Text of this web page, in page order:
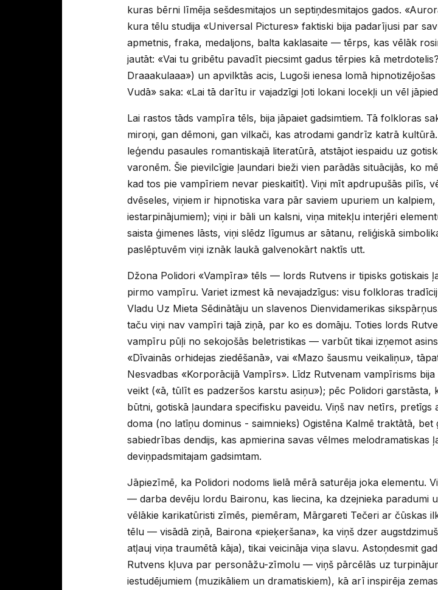
kuras bērni līmēja sešdesmitajos un septiņdesmitajos gados.
kura tēlu studija «Universal Pictures» faktiski bija padarījusi par
apmetnis, fraka, medaljons, balta kaklasaite — tērps, kas vēlāk
jautāt: «Vai tu gribētu pavadīt piecsimt gadus tērpies kā
Draaakulaaa») un apvilktās acis, Lugoši ienesa lomā
Vudā» saka: «Lai tā darītu ir vajadzīgi ļoti lokani locekļi un vēl
Lai rastos tāds vampīra tēls, bija jāpaiet gadsimtiem. Tā folkloras
miroņi, gan dēmoni, gan vilkači, kas atrodami gandrīz katrā
leģendu pasaules romantiskajā literatūrā, atstājot iespaidu uz
varonēm. Šie pievilcīgie ļaundari bieži vien parādās situācijās, ko
kad tos pie vampīriem nevar pieskaitīt). Viņi mīt apdrupušās pilīs,
dvēseles, viņiem ir hipnotiska vara pār saviem upuriem un
iestarpinājumiem); viņi ir bāli un kalsni, viņa mitekļu interjēri
saista ģimenes lāsts, viņi slēdz līgumus ar sātanu, reliģiskā
paslēptuvēm viņi iznāk laukā galvenokārt naktīs utt.
Džona Polidori «Vampīra» tēls — lords Rutvens ir tipisks gotiskais
pirmo vampīru. Variet izmest kā nevajadzīgus: visu folkloras
Vladu Uz Mieta Sēdinātāju un slavenos Dienvidamerikas
taču viņi nav vampīri tajā ziņā, par ko es domāju. Toties lords
vampīru pūļi no sekojošās beletristikas — varbūt tikai izņemot
«Dīvainās orhidejas ziedēšanā», vai «Mazo šausmu veikaliņu»,
Nesvadbas «Korporācijā Vampīrs». Līdz Rutvenam vampīrisms
veikt («ā, tūlīt es padzeršos karstu asiņu»); pēc Polidori
būtni, gotiskā ļaundara specifisku paveidu. Viņš nav netīrs,
doma (no latīņu dominus - saimnieks) Ogistēna Kalmē traktātā,
sabiedrības dendijs, kas apmierina savas vēlmes
deviņpadsmitajam gadsimtam.
Jāpiezīmē, ka Polidori nodoms lielā mērā saturēja joka elementu.
— darba devēju lordu Baironu, kas liecina, ka dzejnieka paradumi
vēlākie karikatūristi zīmēs, piemēram, Mārgareti Tečeri ar čūskas
tēlu — visādā ziņā, Bairona «pieķeršana», ka viņš dzer
atļauj viņa traumētā kāja), tikai veicināja viņa slavu. Astoņdesmit
Rutvens kļuva par personāžu-zīmolu — viņš pārcēlās uz
iestudējumiem (muzikāliem un dramatiskiem), kā arī inspirēja